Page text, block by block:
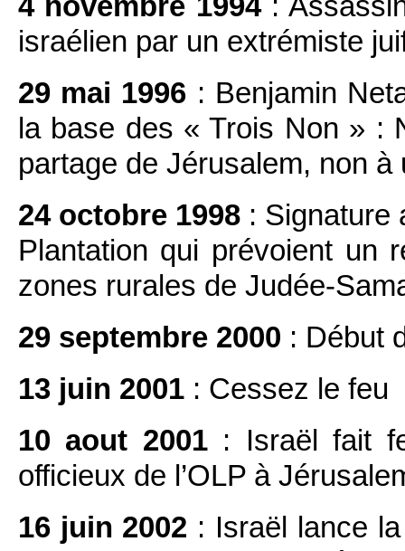
israélien par un extrémiste
29 mai 1996 : Benjamin
la base des « Trois Non » :
partage de Jérusalem, non à
24 octobre 1998: Signature
Plantation qui prévoient un
zones rurales de Judée-
29 septembre 2000 : Début
13 juin 2001: Cessez le feu
10 aout 2001: Israël fait
officieux de l’OLP à
16 juin 2002 : Israël lance